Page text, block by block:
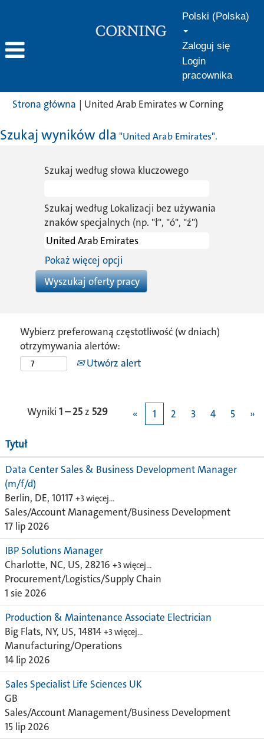
Polski (Polska)
Zaloguj się
Login
pracownika
Strona główna | United Arab Emirates w Corning(bieżąca
Szukaj wyników dla "United Arab Emirates".
Szukaj według słowa kluczowego
Szukaj według Lokalizacji bez używania
znaków specjalnych (np. "ł", "ó", "ź")
Pokaż więcej opcji
Wybierz preferowaną częstotliwość (w dniach)
otrzymywania alertów:
Utwórz alert
Wyniki 1 – 25z 529 « 1 2 3 4 5 »
Tytuł
Data Center Sales & Business Development Manager
(m/f/d)
Berlin, DE, 10117 +3 więcej…
Sales/Account Management/Business Development
17 lip 2026
IBP Solutions Manager
Charlotte, NC, US, 28216 +3 więcej…
Procurement/Logistics/Supply Chain
1 sie 2026
Production & Maintenance Associate Electrician
Big Flats, NY, US, 14814 +3 więcej…
Manufacturing/Operations
14 lip 2026
Sales Specialist Life Sciences UK
GB
Sales/Account Management/Business Development
15 lip 2026